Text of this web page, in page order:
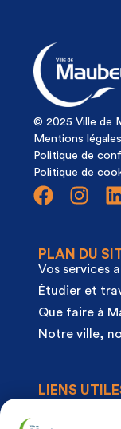
© 2025 Ville de
Mentions légales
Politique de
Politique de
PLAN DU
Vos services
Étudier et
Que faire à
Notre ville,
LIENS